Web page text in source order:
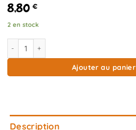
8,80 €
2 en stock
quantité de Poivre noir Malabar Inde
Ajouter au panier
Description